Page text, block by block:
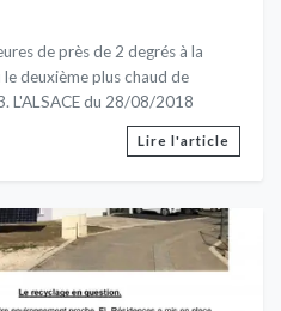
de la mer a également
élevé de7,7 centimètres
au sol était de 1,6
enregistrée sur la période
ont aussi rétréci pour la
océanique a aussi
poissons et autres animaux
d’un précieux habitat. A méditer...
de près de 2 degrés à la
deuxième plus chaud de
L'ALSACE du 28/08/2018
Lire l'article